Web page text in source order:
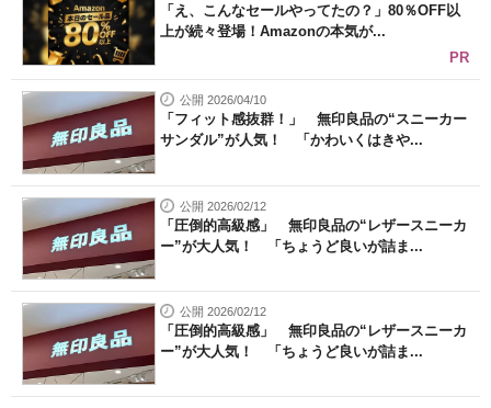
「え、こんなセールやってたの？」80％OFF以
上が続々登場！Amazonの本気が...
PR
公開 2026/04/10
「フィット感抜群！」 無印良品の“スニーカー
サンダル”が人気！ 「かわいくはきや...
公開 2026/02/12
「圧倒的高級感」 無印良品の“レザースニーカ
ー”が大人気！ 「ちょうど良いが詰ま...
公開 2026/02/12
「圧倒的高級感」 無印良品の“レザースニーカ
ー”が大人気！ 「ちょうど良いが詰ま...